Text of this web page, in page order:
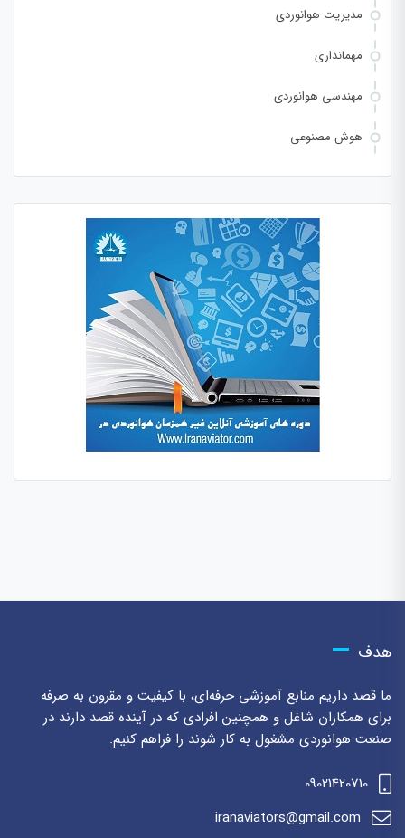
مدیریت هوانوردی
مهمانداری
مهندسی هوانوردی
هوش مصنوعی
هدف
ما قصد داریم منابع آموزشی حرفه‌ای، با کیفیت و مقرون به صرفه
برای همکاران شاغل و همچنین افرادی که در آینده قصد دارند در
صنعت هوانوردی مشغول به کار شوند را فراهم کنیم.
09021420710
iranaviators@gmail.com